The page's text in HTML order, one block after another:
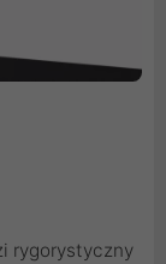
rygorystyczny